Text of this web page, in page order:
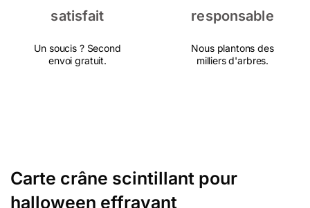
satisfait
Un soucis ? Second
envoi gratuit.
responsable
Nous plantons des
milliers d'arbres.
Carte crâne scintillant pour
halloween effrayant